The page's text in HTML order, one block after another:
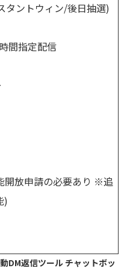
タントウィン/後日抽選)
間指定配信
開放申請の必要あり ※追
)
返信ツール チャットボッ